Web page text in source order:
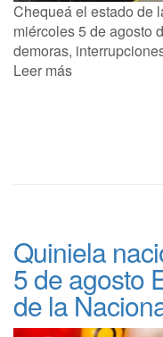
Chequeá el estado de
miércoles 5 de agosto
demoras,
Leer más
Quiniela
5 de agosto
de la